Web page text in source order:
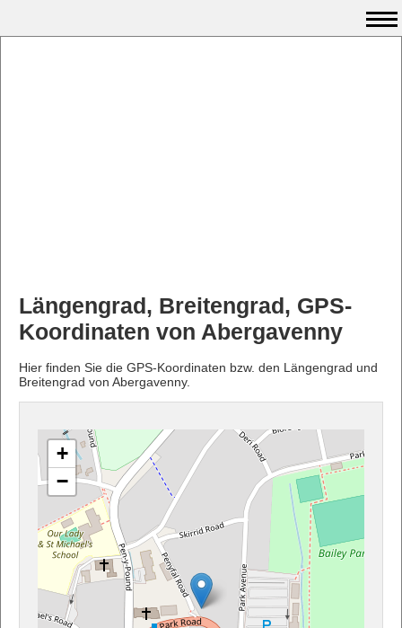
Längengrad, Breitengrad, GPS-
Koordinaten von Abergavenny
Hier finden Sie die GPS-Koordinaten bzw. den Längengrad und
Breitengrad von Abergavenny.
+
−